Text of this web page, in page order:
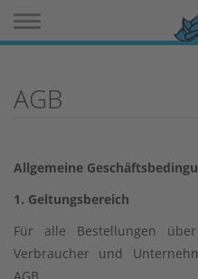
AGB
Allgemeine
1. Geltungsbereich
Für alle Bestellungen
Verbraucher und